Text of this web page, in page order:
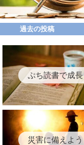
過去の投稿
ぷち読書で成長
災害に備えよう